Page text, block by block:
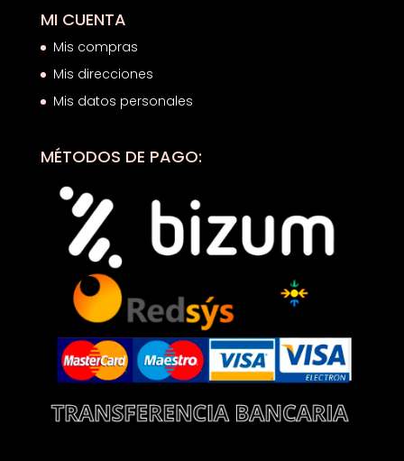
MI CUENTA
Mis compras
Mis direcciones
Mis datos personales
MÉTODOS DE PAGO: